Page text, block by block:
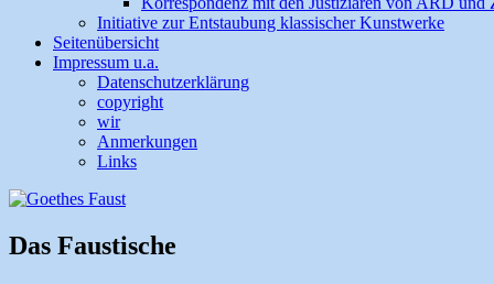
Initiative zur Entstaubung klassischer Kunstwerke
Seitenübersicht
Impressum u.a.
Datenschutzerklärung
copyright
wir
Anmerkungen
Links
Das Faustische